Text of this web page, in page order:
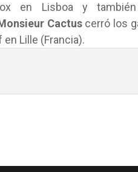
en Lisboa y
Cactuscerró los
en Lille (Francia).